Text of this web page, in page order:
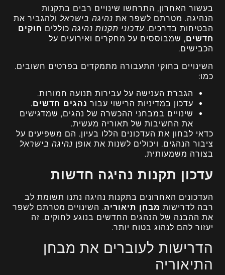
בעשור האחרון, התרחשו שינויים רבים בתקנות
הנהיגה. מטרתם לשפר את נהיגה בישראל ולהגביר את
הבטיחות בדרכים.עדכוני תקנות נהיגה כוללים חוקים
חדשים, שמבוססים על מחקרים ואירועים על
הכבישים.
השינויים בחוקי התעבורה מתמקדים בפרטים חשובים.
כמו:
הגברת הענישה על עבירות תנועה חמורות.
עדכון במדיניות הרישוי עבור נהגים חדשים.
שינויים במבחני ההכשרה של נהגים, שמדגישים
את החשיבות של תאוריה מעשית.
כדאי לבחון את העדכונים הללו בעיון. הם משפיעים על
ציבור הנהגים. ויכולים לשנות את אופן נהיגה בישראל
בצורה משמעותית.
עדכון תקנות נהיגה חדשות
העדכונים האחרונים בתקנות נהיגה נתנו תשומת לב
רבה לדרישות מבחן תיאוריה. השינויים מטרתם לשפר
את ההבנה של הנהגים החדשים בנוגע לחוקים. זה
יעזור להם לנהוג בטוח יותר.
הדרישות לעוברים את מבחן
התיאוריה